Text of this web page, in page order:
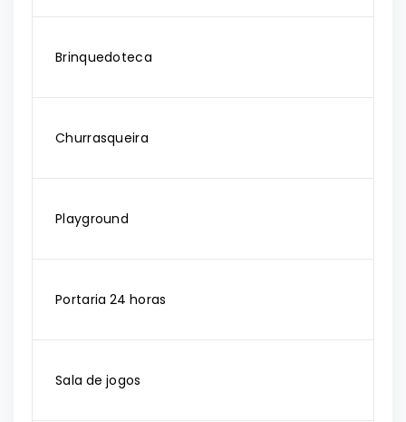
Brinquedoteca
Churrasqueira
Playground
Portaria 24 horas
Sala de jogos